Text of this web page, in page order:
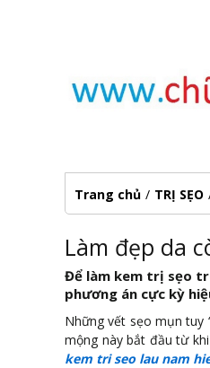
Trang chủ / TRỊ SẸO
Làm đẹp da
Để làm kem trị sẹo
phương án cực kỳ
Những vết sẹo mụn tuy
mộng này bắt đầu từ
kem tri seo lau nam